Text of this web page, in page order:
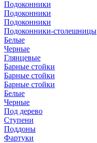
Подоконники
Подоконники
Подоконники
Подоконники-столешницы
Белые
Черные
Глянцевые
Барные стойки
Барные стойки
Барные стойки
Белые
Черные
Под дерево
Ступени
Поддоны
Фартуки